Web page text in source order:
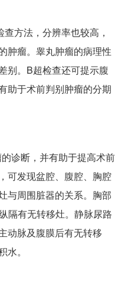
方法，分辨率也较高，
肿瘤。睾丸肿瘤的病理性
别。B超检查还可提示腹
助于术前判别肿瘤的分期
诊断，并有助于提高术前
可发现盆腔、腹腔、胸腔
与周围脏器的关系。胸部
隔有无转移灶。静脉尿路
动脉及腹膜后有无转移
。